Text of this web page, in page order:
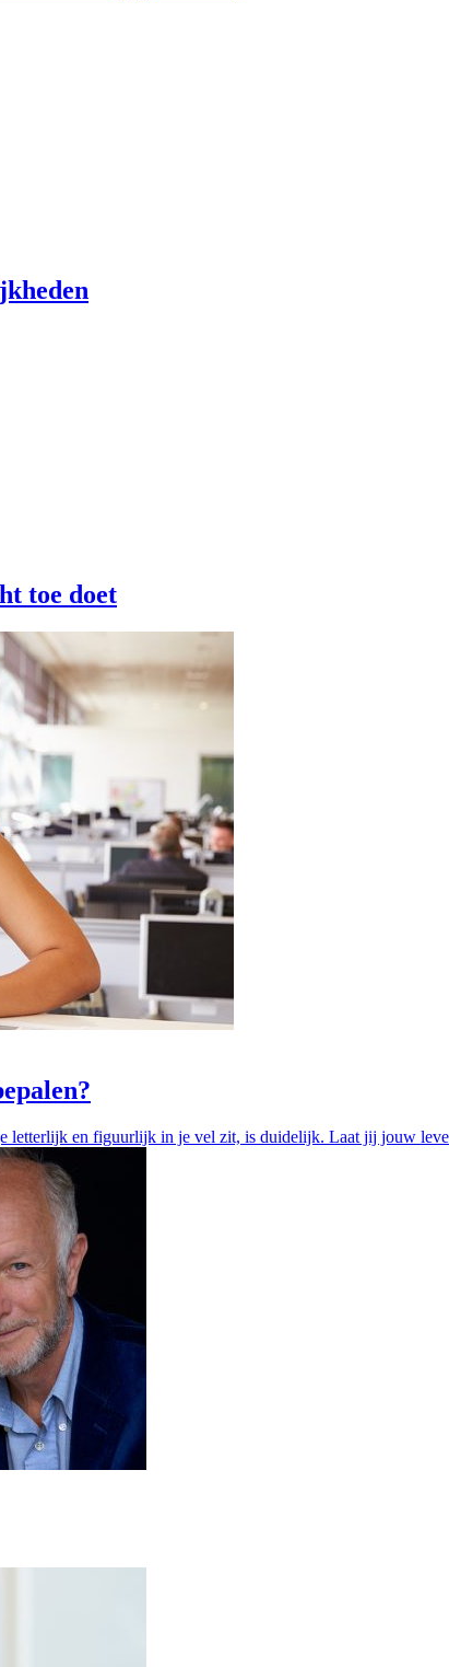
toe doet
letterlijk en figuurlijk in je vel zit, is duidelijk. Laat jij jouw